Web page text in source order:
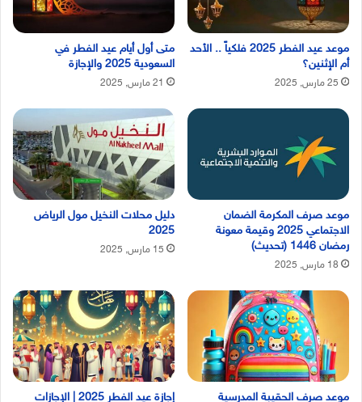
موعد عيد الفطر 2025 فلكياً .. الأحد
أم الإثنين؟
25 مارس, 2025
متى أول أيام عيد الفطر في
السعودية 2025 والإجازة
21 مارس, 2025
موعد صرف المكرمة الضمان
الاجتماعي 2025 وقيمة معونة
رمضان 1446 (تحديث)
18 مارس, 2025
دليل محلات النخيل مول الرياض
2025
15 مارس, 2025
موعد صرف الحقيبة المدرسية إجازة عيد الفطر 2025 | الإجازات